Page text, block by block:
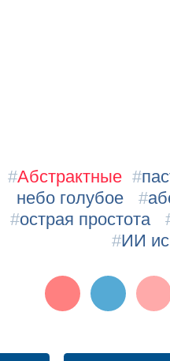
#Абстрактные #
небо голубое
#
#острая простота
#ИИ